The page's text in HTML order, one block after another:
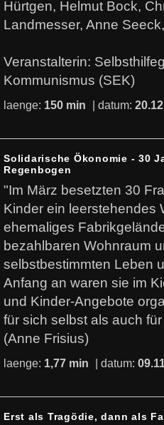
Hürtgen, Helmut Bock,
Landmesser, Anne
Veranstalterin:
Kommunismus (SEK)
laenge: 150 min | datum:
Solidarische Ökonomie - 30
Regenbogen
"Im März besetzten 30
Kinder ein leerstehendes
ehemaliges
bezahlbaren Wohnraum
selbstbestimmten Leben
Anfang an waren sie im
und Kinder-Angebote
für sich selbst als auch
(Anne Frisius)
laenge: 1,77 min | datum:
Erst als Tragödie, dann als